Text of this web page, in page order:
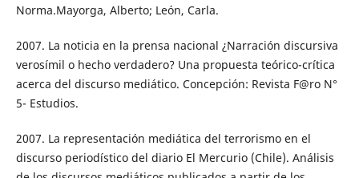
Norma.Mayorga, Alberto; León, Carla.
2007. La noticia en la prensa nacional ¿Narración discursiva
verosímil o hecho verdadero? Una propuesta teórico-crítica
acerca del discurso mediático. Concepción: Revista F@ro N°
5- Estudios.
2007. La representación mediática del terrorismo en el
discurso periodístico del diario El Mercurio (Chile). Análisis